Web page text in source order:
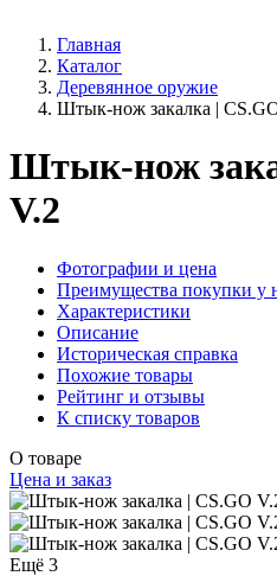
Главная
Каталог
Деревянное оружие
Штык-нож закалка |
Штык-нож
V.2
Фотографии и цена
Преимущества покупки у
Характеристики
Описание
Историческая справка
Похожие товары
Рейтинг и отзывы
К списку товаров
О товаре
Цена и заказ
Ещё 3